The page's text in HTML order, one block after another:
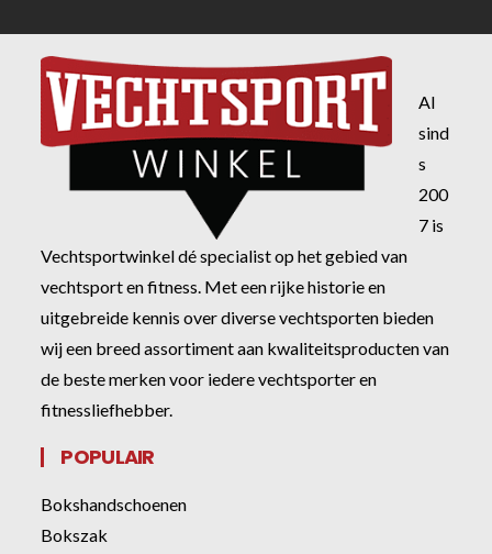
Al
sind
s
200
7 is
Vechtsportwinkel dé specialist op het gebied van
vechtsport en fitness. Met een rijke historie en
uitgebreide kennis over diverse vechtsporten bieden
wij een breed assortiment aan kwaliteitsproducten van
de beste merken voor iedere vechtsporter en
fitnessliefhebber.
POPULAIR
Bokshandschoenen
Bokszak